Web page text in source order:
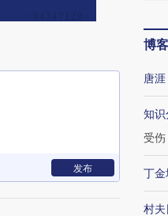
发布
博客
唐涯
知
受伤
丁金
村